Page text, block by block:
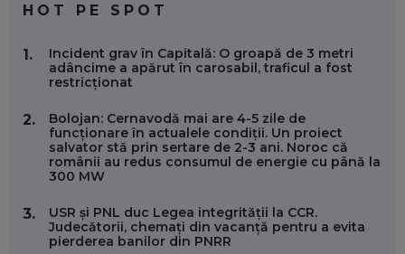
FOLOSEȘTI TEHNOLOGIA CA SĂ FII MAI BUN LA JOB. ȘI CUM
SE VA SCHIMBA MUNCA, ÎN URMĂTORII ANI
EP. 58
MARIUS PAȘCULEA, COFONDATOR AL KULTH: CUM
FOLOSEȘTI TEHNOLOGIA CA SĂ ÎȚI DESCHIZI DRUMUL
CĂTRE ARTĂ, LA NIVEL GLOBAL
EP. 57
ANDREI AVĂDANEI, BIT SENTINEL: CUM ÎȚI PROTEJEZI
EFICIENT VIAȚA ONLINE. ȘI CARE SUNT PRIMII PAȘI ÎNTR-O
HOT PE SPOT
1.
Incident grav în Capitală: O groapă de 3 metri
adâncime a apărut în carosabil, traficul a fost
restricționat
2.
Bolojan: Cernavodă mai are 4-5 zile de
funcționare în actualele condiții. Un proiect
salvator stă prin sertare de 2-3 ani. Noroc că
românii au redus consumul de energie cu până la
300 MW
3.
USR și PNL duc Legea integrității la CCR.
Judecătorii, chemați din vacanță pentru a evita
pierderea banilor din PNRR